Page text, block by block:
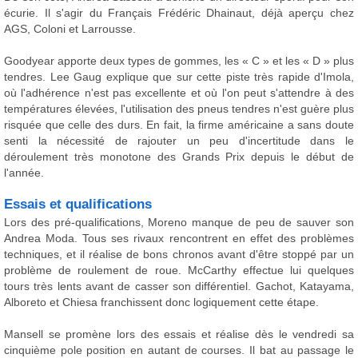
écurie. Il s'agir du Français Frédéric Dhainaut, déjà aperçu chez
AGS, Coloni et Larrousse.
Goodyear apporte deux types de gommes, les « C » et les « D » plus
tendres. Lee Gaug explique que sur cette piste très rapide d'Imola,
où l'adhérence n'est pas excellente et où l'on peut s'attendre à des
températures élevées, l'utilisation des pneus tendres n'est guère plus
risquée que celle des durs. En fait, la firme américaine a sans doute
senti la nécessité de rajouter un peu d'incertitude dans le
déroulement très monotone des Grands Prix depuis le début de
l'année.
Essais et qualifications
Lors des pré-qualifications, Moreno manque de peu de sauver son
Andrea Moda. Tous ses rivaux rencontrent en effet des problèmes
techniques, et il réalise de bons chronos avant d'être stoppé par un
problème de roulement de roue. McCarthy effectue lui quelques
tours très lents avant de casser son différentiel. Gachot, Katayama,
Alboreto et Chiesa franchissent donc logiquement cette étape.
Mansell se promène lors des essais et réalise dès le vendredi sa
cinquième pole position en autant de courses. Il bat au passage le